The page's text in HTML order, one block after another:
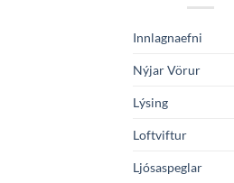
Innlagnaefni
Nýjar Vörur
Lýsing
Loftviftur
Ljósaspeglar